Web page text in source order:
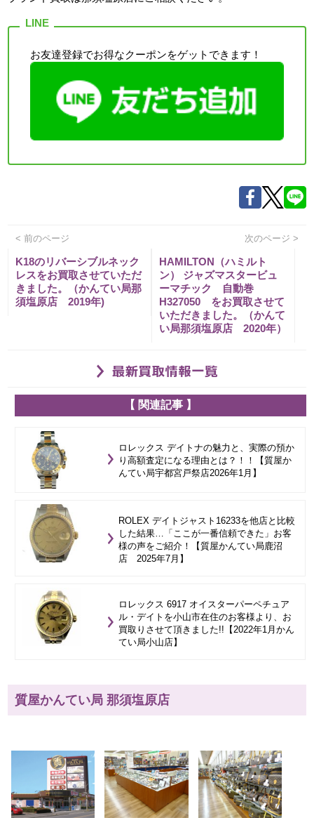
お友達登録でお得なクーポンをゲットできます！
< 前のページ 次のページ >
K18のリバーシブルネック
レスをお買取させていただ
きました。（かんてい局那
須塩原店 2019年)
HAMILTON（ハミルト
ン） ジャズマスタービュ
ーマチック 自動巻
H327050 をお買取させて
いただきました。（かんて
い局那須塩原店 2020年）
【 関連記事 】
ロレックス デイトナの魅力と、実際の預か
り高額査定になる理由とは？！！【質屋か
んてい局宇都宮戸祭店2026年1月】
ROLEX デイトジャスト16233を他店と比較
した結果…「ここが一番信頼できた」お客
様の声をご紹介！【質屋かんてい局鹿沼
店 2025年7月】
ロレックス 6917 オイスターパーペチュア
ル・デイトを小山市在住のお客様より、お
買取りさせて頂きました!!【2022年1月かん
てい局小山店】
質屋かんてい局 那須塩原店